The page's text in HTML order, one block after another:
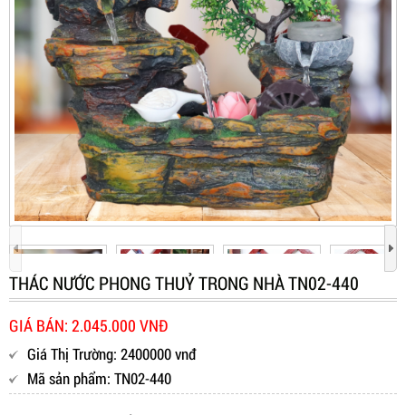
THÁC NƯỚC PHONG THUỶ TRONG NHÀ TN02-440
GIÁ BÁN: 2.045.000 VNĐ
Giá Thị Trường: 2400000 vnđ
Mã sản phẩm: TN02-440